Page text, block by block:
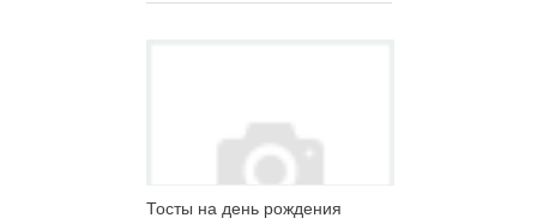
Тосты на день рождения